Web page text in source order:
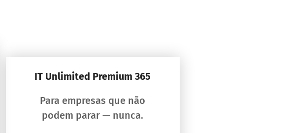
IT Unlimited Premium 365
Para empresas que não
podem parar — nunca.